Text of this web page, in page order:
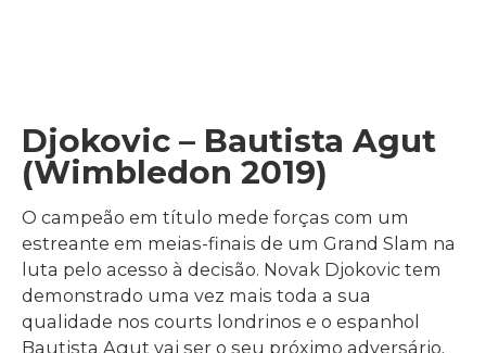
Djokovic – Bautista Agut
(Wimbledon 2019)
O campeão em título mede forças com um
estreante em meias-finais de um Grand Slam na
luta pelo acesso à decisão. Novak Djokovic tem
demonstrado uma vez mais toda a sua
qualidade nos courts londrinos e o espanhol
Bautista Agut vai ser o seu próximo adversário.